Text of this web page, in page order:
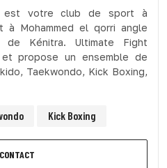
est votre club de sport à
à Mohammed el qorri angle
Kénitra. Ultimate Fight
propose un ensemble de
Taekwondo, Kick Boxing,
Kick Boxing
CONTACT